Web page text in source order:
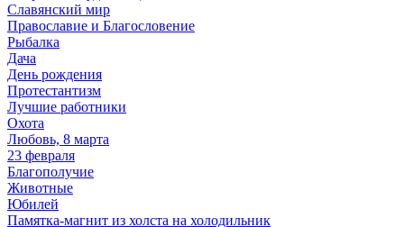
Славянский мир
Православие и Благословение
Рыбалка
Дача
День рождения
Протестантизм
Лучшие работники
Охота
Любовь, 8 марта
23 февраля
Благополучие
Животные
Юбилей
Памятка-магнит из холста на холодильник